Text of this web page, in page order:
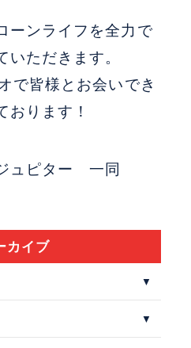
ーンライフを全力で
ただきます。
で皆様とお会いでき
おります！
ュピター 一同
カイブ